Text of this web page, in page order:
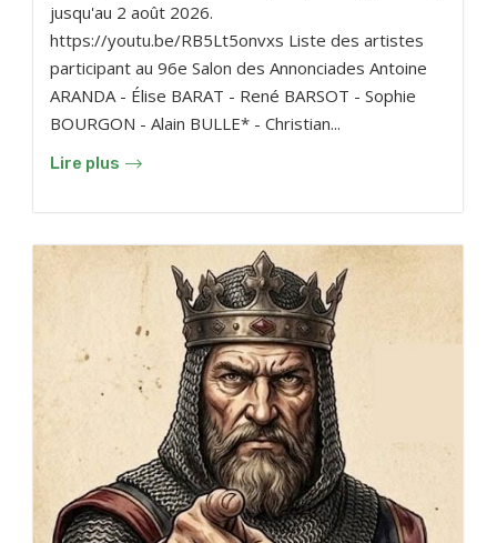
jusqu'au 2 août 2026.
https://youtu.be/RB5Lt5onvxs Liste des artistes
participant au 96e Salon des Annonciades Antoine
ARANDA - Élise BARAT - René BARSOT - Sophie
BOURGON - Alain BULLE* - Christian...
Lire plus